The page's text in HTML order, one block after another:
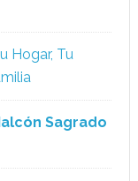
Hogar, Tu
Sagrado